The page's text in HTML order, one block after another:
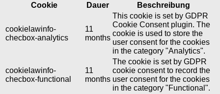
Cookie
Dauer Beschreibung
cookielawinfo-
checbox-analytics
11
months
This cookie is set by GDPR
Cookie Consent plugin. The
cookie is used to store the
user consent for the cookies
in the category "Analytics".
cookielawinfo-
checbox-functional
11
months
The cookie is set by GDPR
cookie consent to record the
user consent for the cookies
in the category "Functional".